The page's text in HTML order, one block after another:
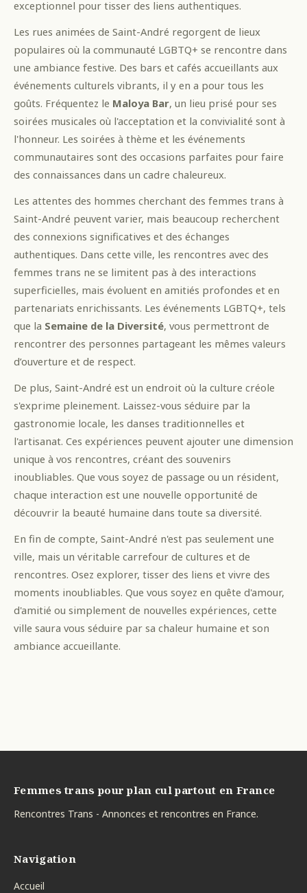
exceptionnel pour tisser des liens authentiques.
Les rues animées de Saint-André regorgent de lieux
populaires où la communauté LGBTQ+ se rencontre dans
une ambiance festive. Des bars et cafés accueillants aux
événements culturels vibrants, il y en a pour tous les
goûts. Fréquentez le Maloya Bar, un lieu prisé pour ses
soirées musicales où l'acceptation et la convivialité sont à
l'honneur. Les soirées à thème et les événements
communautaires sont des occasions parfaites pour faire
des connaissances dans un cadre chaleureux.
Les attentes des hommes cherchant des femmes trans à
Saint-André peuvent varier, mais beaucoup recherchent
des connexions significatives et des échanges
authentiques. Dans cette ville, les rencontres avec des
femmes trans ne se limitent pas à des interactions
superficielles, mais évoluent en amitiés profondes et en
partenariats enrichissants. Les événements LGBTQ+, tels
que la Semaine de la Diversité, vous permettront de
rencontrer des personnes partageant les mêmes valeurs
d’ouverture et de respect.
De plus, Saint-André est un endroit où la culture créole
s'exprime pleinement. Laissez-vous séduire par la
gastronomie locale, les danses traditionnelles et
l'artisanat. Ces expériences peuvent ajouter une dimension
unique à vos rencontres, créant des souvenirs
inoubliables. Que vous soyez de passage ou un résident,
chaque interaction est une nouvelle opportunité de
découvrir la beauté humaine dans toute sa diversité.
En fin de compte, Saint-André n'est pas seulement une
ville, mais un véritable carrefour de cultures et de
rencontres. Osez explorer, tisser des liens et vivre des
moments inoubliables. Que vous soyez en quête d'amour,
d'amitié ou simplement de nouvelles expériences, cette
ville saura vous séduire par sa chaleur humaine et son
ambiance accueillante.
Femmes trans pour plan cul partout en France
Rencontres Trans - Annonces et rencontres en France.
Navigation
Accueil